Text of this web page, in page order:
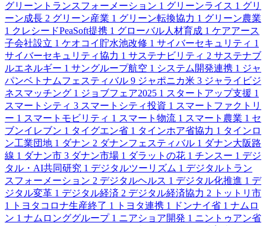
グリーントランスフォーメーション 1 グリーンライス 1 グリ
ーン成長 2 グリーン産業 1 グリーン転換協力 1 グリーン農業
1 クレシードPeaSoft提携 1 グローバル人材育成 1 ケアアース
子会社設立 1 ケオコイ貯水池改修 1 サイバーセキュリティ 1
サイバーセキュリティ協力 1 サステナビリティ 2 サステナブ
ルエネルギー 1 サングループ航空 1 システム開発連携 1 ジャ
パンベトナムフェスティバル 9 ジャポニカ米 3 ジャライビジ
ネスマッチング 1 ジョブフェア2025 1 スタートアップ支援 1
スマートシティ 3 スマートシティ投資 1 スマートファクトリ
ー 1 スマートモビリティ 1 スマート物流 1 スマート農業 1 セ
ブンイレブン 1 タイグエン省 1 タインホア省協力 1 タインロ
ン工業団地 1 ダナン 2 ダナンフェスティバル 1 ダナン大阪路
線 1 ダナン市 3 ダナン市場 1 ダラットの花 1 チンスー 1 デジ
タル・AI共同研究 1 デジタルツーリズム 1 デジタルトラン
スフォーメーション 2 デジタルヘルス 1 デジタル化推進 1 デ
ジタル変革 1 デジタル経済 2 デジタル経済協力 2
トットリ市
1
トヨタコロナ生産終了 1 トヨタ連携 1 ドンナイ省 1 ナムロ
ン 1 ナムロンググループ 1 ニアショア開発 1 ニントゥアン省